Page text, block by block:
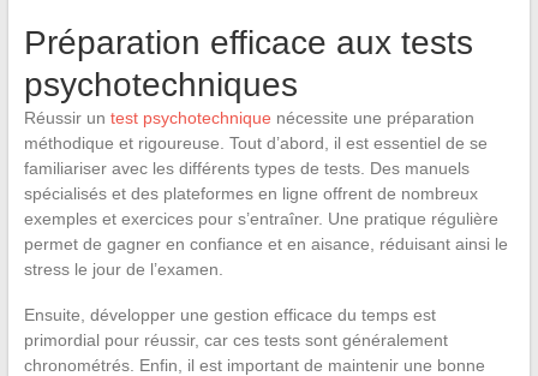
Préparation efficace aux tests
psychotechniques
Réussir un test psychotechnique nécessite une préparation
méthodique et rigoureuse. Tout d’abord, il est essentiel de se
familiariser avec les différents types de tests. Des manuels
spécialisés et des plateformes en ligne offrent de nombreux
exemples et exercices pour s’entraîner. Une pratique régulière
permet de gagner en confiance et en aisance, réduisant ainsi le
stress le jour de l’examen.
Ensuite, développer une gestion efficace du temps est
primordial pour réussir, car ces tests sont généralement
chronométrés. Enfin, il est important de maintenir une bonne